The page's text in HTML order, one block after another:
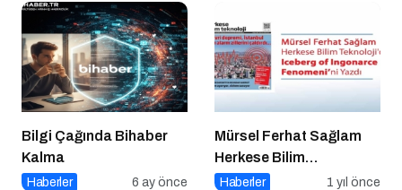
Bilgi Çağında Bihaber
Kalma
Haberler 6 ay önce
Mürsel Ferhat Sağlam
Herkese Bilim
Teknoloji’de “Iceberg of
Haberler 1 yıl önce